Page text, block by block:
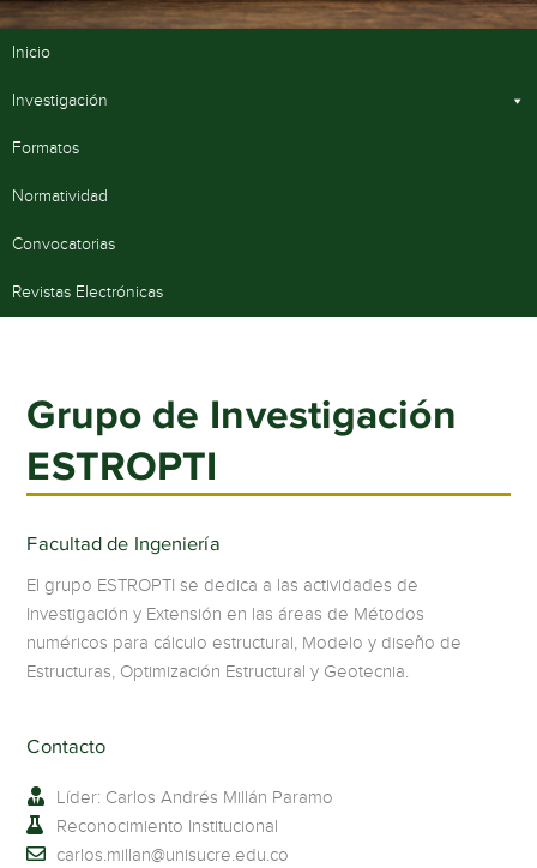
Inicio
Investigación
Formatos
Normatividad
Convocatorias
Revistas Electrónicas
Grupo de Investigación
ESTROPTI
Facultad de Ingeniería
El grupo ESTROPTI se dedica a las actividades de
Investigación y Extensión en las áreas de Métodos
numéricos para cálculo estructural, Modelo y diseño de
Estructuras, Optimización Estructural y Geotecnia.
Contacto
Líder: Carlos Andrés Millán Paramo
Reconocimiento Institucional
carlos.millan@unisucre.edu.co